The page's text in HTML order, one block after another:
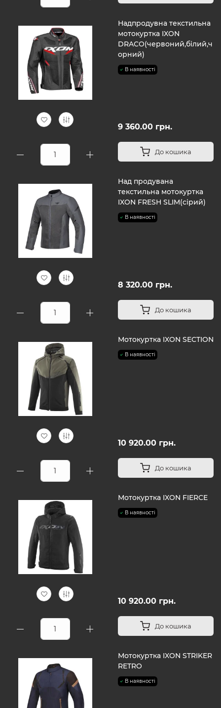
Надпродувна текстильна
мотокуртка IXON
DRACO(червоний,білий,ч
орний)
В наявності
9 360.00 грн.
До кошика
Над продувана
текстильна мотокуртка
IXON FRESH SLIM(сірий)
В наявності
8 320.00 грн.
До кошика
Мотокуртка IXON SECTION
В наявності
10 920.00 грн.
До кошика
Мотокуртка IXON FIERCE
В наявності
10 920.00 грн.
До кошика
Мотокуртка IXON STRIKER
RETRO
В наявності